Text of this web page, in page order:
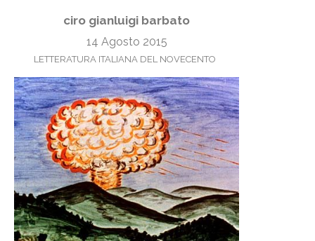
ciro gianluigi barbato
14 Agosto 2015
LETTERATURA ITALIANA DEL NOVECENTO